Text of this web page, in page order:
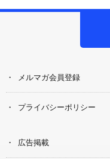
メルマガ会員登録
プライバシーポリシー
広告掲載